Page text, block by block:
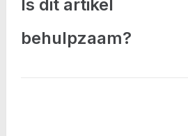
Is dit artikel
behulpzaam?